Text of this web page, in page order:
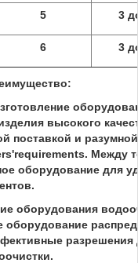
5 3
6 3
высокого
поставкой и
Между
оборудование для
оборудования
оборудование
разрешения